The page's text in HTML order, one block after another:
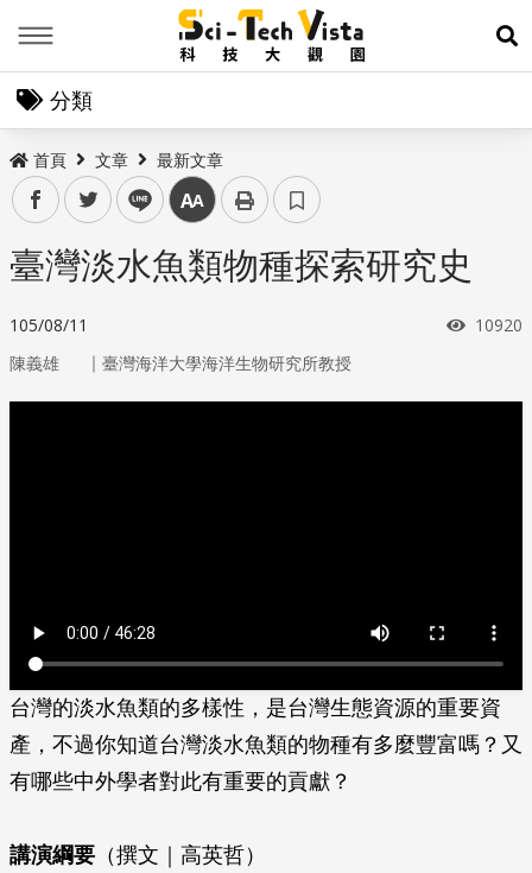
展
分類
首頁 文章 最新文章
facebooktwitter line 中
臺灣淡水魚類物種探索研究史
105/08/11 瀏覽次
10920
陳義雄 ｜ 臺灣海洋大學海洋生物研究所教授
台灣的淡水魚類的多樣性，是台灣生態資源的重要資
產，不過你知道台灣淡水魚類的物種有多麼豐富嗎？又
有哪些中外學者對此有重要的貢獻？
講演綱要 （撰文｜高英哲）